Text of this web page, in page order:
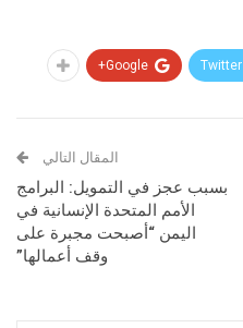
Twitter
Google+
المقال التالي
بسبب عجز في التمويل: البرامج
الأمم المتحدة الإنسانية في
اليمن “أصبحت مجبرة على
وقف أعمالها”